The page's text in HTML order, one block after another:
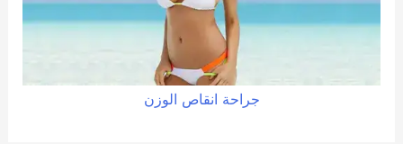
جراحة انقاص الوزن